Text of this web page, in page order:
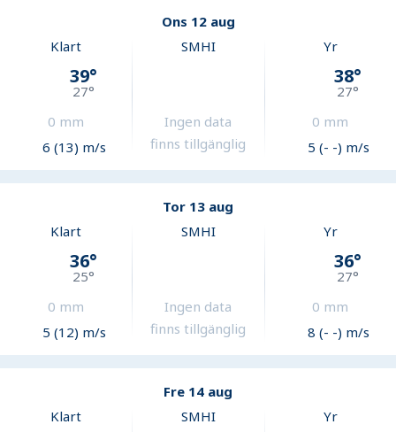
Ons 12 aug
Klart
39°
27°
0 mm
6 (13) m/s
SMHI
Ingen data
finns tillgänglig
Yr
38°
27°
0 mm
5 (- -) m/s
Tor 13 aug
Klart
36°
25°
0 mm
5 (12) m/s
SMHI
Ingen data
finns tillgänglig
Yr
36°
27°
0 mm
8 (- -) m/s
Fre 14 aug
Klart
SMHI Yr